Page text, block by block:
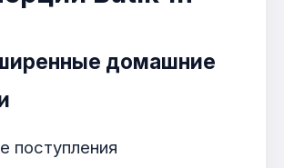
домашние
поступления